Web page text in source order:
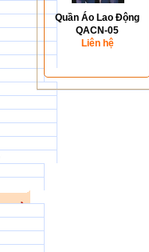
Quần Áo Lao Động
QACN-05
Liên hệ